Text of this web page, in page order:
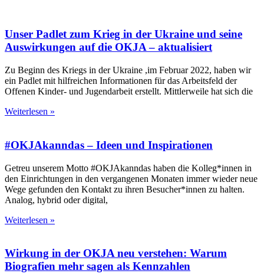
Unser Padlet zum Krieg in der Ukraine und seine
Auswirkungen auf die OKJA – aktualisiert
Zu Beginn des Kriegs in der Ukraine ,im Februar 2022, haben wir
ein Padlet mit hilfreichen Informationen für das Arbeitsfeld der
Offenen Kinder- und Jugendarbeit erstellt. Mittlerweile hat sich die
Weiterlesen »
#OKJAkanndas – Ideen und Inspirationen
Getreu unserem Motto #OKJAkanndas haben die Kolleg*innen in
den Einrichtungen in den vergangenen Monaten immer wieder neue
Wege gefunden den Kontakt zu ihren Besucher*innen zu halten.
Analog, hybrid oder digital,
Weiterlesen »
Wirkung in der OKJA neu verstehen: Warum
Biografien mehr sagen als Kennzahlen